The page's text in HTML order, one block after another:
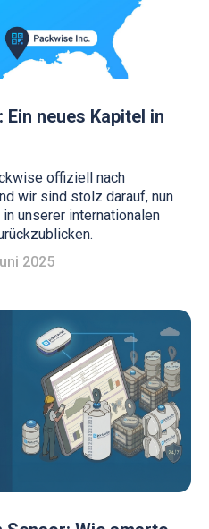
neues Kapitel in
offiziell nach
wir sind stolz darauf, nun
unserer internationalen
2025